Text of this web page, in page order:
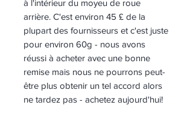
à l'intérieur du moyeu de roue
arrière. C'est environ 45 £ de la
plupart des fournisseurs et c'est juste
pour environ 60g - nous avons
réussi à acheter avec une bonne
remise mais nous ne pourrons peut-
être plus obtenir un tel accord alors
ne tardez pas - achetez aujourd'hui!